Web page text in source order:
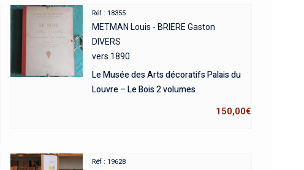
Réf : 18355
METMAN Louis - BRIERE Gaston
DIVERS
vers 1890
Le Musée des Arts décoratifs Palais du
Louvre – Le Bois 2 volumes
150,00€
Réf : 19628